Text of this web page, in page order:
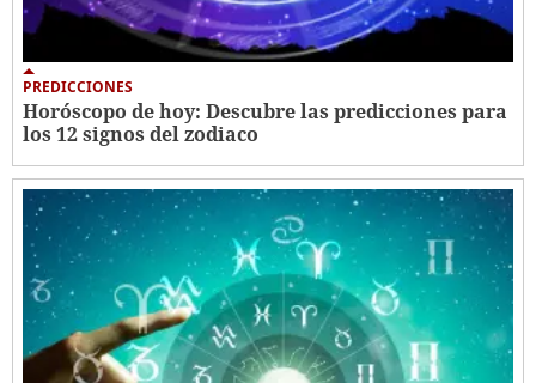
PREDICCIONES
Horóscopo de hoy: Descubre las predicciones para
los 12 signos del zodiaco